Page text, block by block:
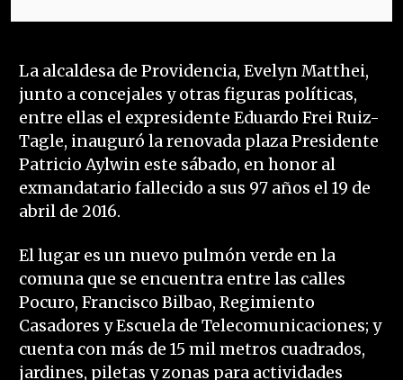
La alcaldesa de Providencia, Evelyn Matthei,
junto a concejales y otras figuras políticas,
entre ellas el expresidente Eduardo Frei Ruiz-
Tagle, inauguró la renovada plaza Presidente
Patricio Aylwin este sábado, en honor al
exmandatario fallecido a sus 97 años el 19 de
abril de 2016.
El lugar es un nuevo pulmón verde en la
comuna que se encuentra entre las calles
Pocuro, Francisco Bilbao, Regimiento
Casadores y Escuela de Telecomunicaciones; y
cuenta con más de 15 mil metros cuadrados,
jardines, piletas y zonas para actividades